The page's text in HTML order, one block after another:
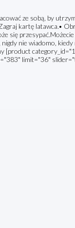
ze sobą, by
kartę latawca.•
się
nie wiadomo,
[product
limit="36"